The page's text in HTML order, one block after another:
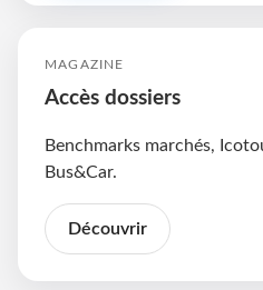
MAGAZINE
Accès dossiers
Benchmarks marchés,
Bus&Car.
Découvrir